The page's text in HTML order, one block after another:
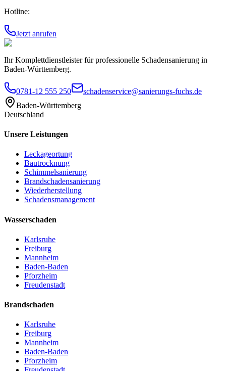
Hotline:
Jetzt anrufen
Ihr Komplettdienstleister für professionelle Schadensanierung in
Baden-Württemberg.
0781-12 555 250
schadenservice@sanierungs-fuchs.de
Baden-Württemberg
Deutschland
Unsere Leistungen
Leckageortung
Bautrocknung
Schimmelsanierung
Brandschadensanierung
Wiederherstellung
Schadensmanagement
Wasserschaden
Karlsruhe
Freiburg
Mannheim
Baden-Baden
Pforzheim
Freudenstadt
Brandschaden
Karlsruhe
Freiburg
Mannheim
Baden-Baden
Pforzheim